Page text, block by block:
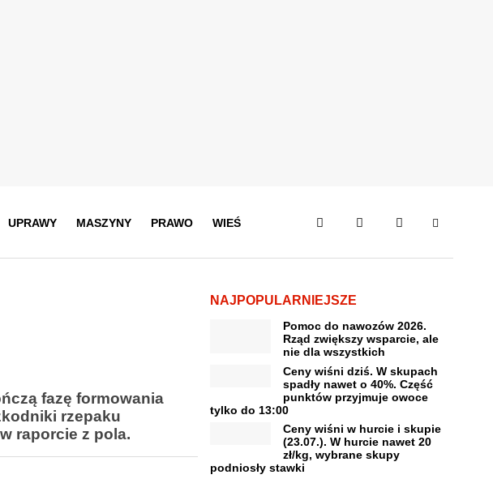
UPRAWY MASZYNY PRAWO WIEŚ
fazę formowania
rzepaku
raporcie z pola.
NAJPOPULARNIEJSZE
Pomoc do nawozów 2026.
Rząd zwiększy wsparcie, ale
nie dla wszystkich
Ceny wiśni dziś. W skupach
spadły nawet o 40%. Część
punktów przyjmuje owoce
tylko do 13:00
Ceny wiśni w hurcie i skupie
(23.07.). W hurcie nawet 20
zł/kg, wybrane skupy
podniosły stawki